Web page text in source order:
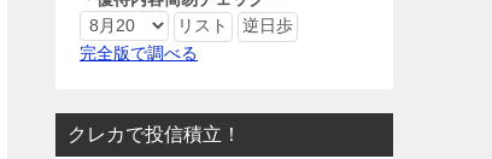
完全版で調べる
クレカで投信積立！